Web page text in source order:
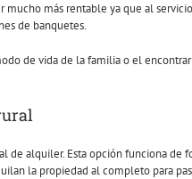
más rentable ya que al
de banquetes.
de vida de la familia o el
de alquiler. Esta opción funciona de
la propiedad al completo para